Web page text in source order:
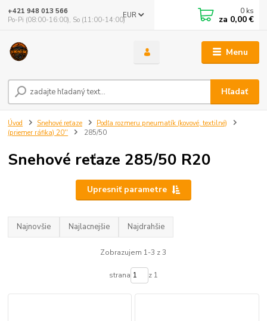
Menu
EUR
Hľadať
+421 948 013 566
Po-Pi (08:00-16:00), So (11:00-14:00)
0 ks
za 0,00 €
Úvod Snehové reťaze
Podľa rozmeru pneumatík (kovové, textilné)
(priemer ráfika) 20''
285/50
Snehové reťaze 285/50 R20
Upresniť parametre
Najnovšie Najlacnejšie Najdrahšie
Zobrazujem 1-3 z 3
strana z 1